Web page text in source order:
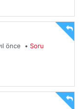
önce • Soru